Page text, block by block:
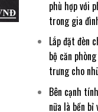
phù hợp với
trong gia
Lắp đặt đèn
bộ căn
trưng cho
Bên cạnh
nữa là bền